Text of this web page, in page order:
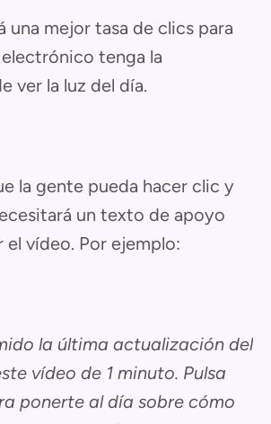
una mejor tasa de clics para
tenga la
ver la luz del día.
la gente pueda hacer clic y
un texto de apoyo
el vídeo. Por ejemplo:
la última actualización del
vídeo de 1 minuto. Pulsa
ponerte al día sobre cómo